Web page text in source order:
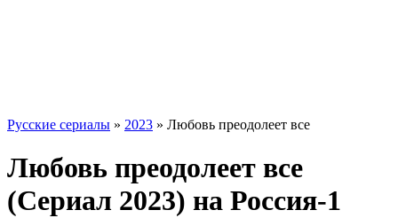
Русские сериалы » 2023 » Любовь преодолеет все
Любовь преодолеет все
(Сериал 2023) на Россия-1